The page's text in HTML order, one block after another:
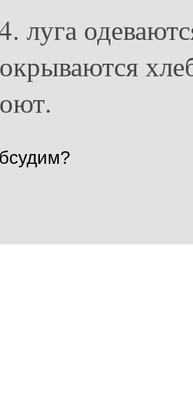
луга